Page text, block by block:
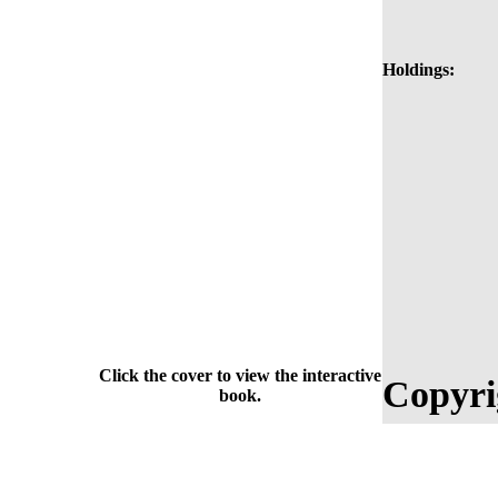
Holdings:
Click the cover to view the interactive
book.